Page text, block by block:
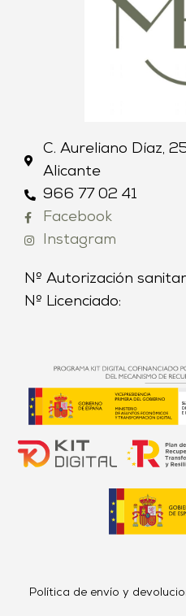
C. Aureliano Díaz,
Alicante
966 77 02 41
Facebook
Instagram
Nº Autorización
Nº Licenciado:
Política de envío y